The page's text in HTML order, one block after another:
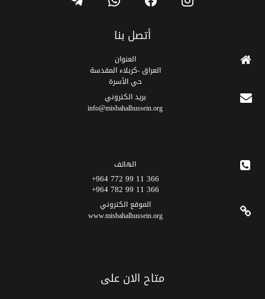
أتصل بنا
العنوان
العراق -كربلاء المقدسة
حي الأسرة
برید الکتروني
info@misbahalhussein.org
الهاتف
366 11 99 772 964+
366 11 99 782 964+
الموقع الکتروني
www.misbahalhussein.org
متاح الان على